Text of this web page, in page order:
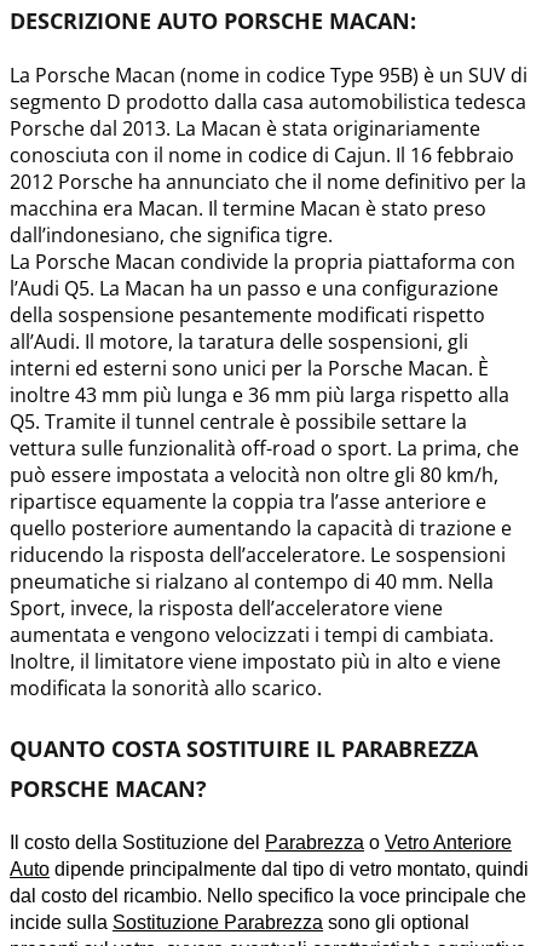
DESCRIZIONE AUTO PORSCHE MACAN:
La Porsche Macan (nome in codice Type 95B) è un SUV di
segmento D prodotto dalla casa automobilistica tedesca
Porsche dal 2013. La Macan è stata originariamente
conosciuta con il nome in codice di Cajun. Il 16 febbraio
2012 Porsche ha annunciato che il nome definitivo per la
macchina era Macan. Il termine Macan è stato preso
dall’indonesiano, che significa tigre.
La Porsche Macan condivide la propria piattaforma con
l’Audi Q5. La Macan ha un passo e una configurazione
della sospensione pesantemente modificati rispetto
all’Audi. Il motore, la taratura delle sospensioni, gli
interni ed esterni sono unici per la Porsche Macan. È
inoltre 43 mm più lunga e 36 mm più larga rispetto alla
Q5. Tramite il tunnel centrale è possibile settare la
vettura sulle funzionalità off-road o sport. La prima, che
può essere impostata a velocità non oltre gli 80 km/h,
ripartisce equamente la coppia tra l’asse anteriore e
quello posteriore aumentando la capacità di trazione e
riducendo la risposta dell’acceleratore. Le sospensioni
pneumatiche si rialzano al contempo di 40 mm. Nella
Sport, invece, la risposta dell’acceleratore viene
aumentata e vengono velocizzati i tempi di cambiata.
Inoltre, il limitatore viene impostato più in alto e viene
modificata la sonorità allo scarico.
QUANTO COSTA SOSTITUIRE IL PARABREZZA
PORSCHE MACAN?
Il costo della Sostituzione del Parabrezza o Vetro Anteriore
Auto dipende principalmente dal tipo di vetro montato, quindi
dal costo del ricambio. Nello specifico la voce principale che
incide sulla Sostituzione Parabrezza sono gli optional